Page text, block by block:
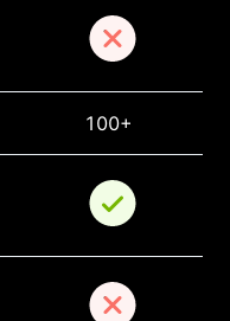
100+